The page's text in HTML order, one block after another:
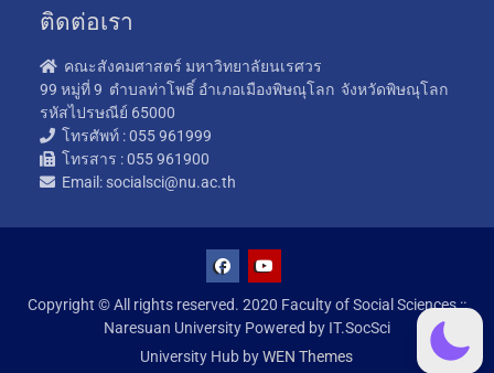
ติดต่อเรา
คณะสังคมศาสตร์ มหาวิทยาลัยนเรศวร
99 หมู่ที่ 9 ตำบลท่าโพธิ์ อำเภอเมืองพิษณุโลก จังหวัดพิษณุโลก
รหัสไปรษณีย์ 65000
โทรศัพท์ : 055 961999
โทรสาร : 055 961900
Email: socialsci@nu.ac.th
Copyright © All rights reserved. 2020 Faculty of Social Sciences ::
Naresuan University Powered by IT.SocSci
University Hub byWEN Themes